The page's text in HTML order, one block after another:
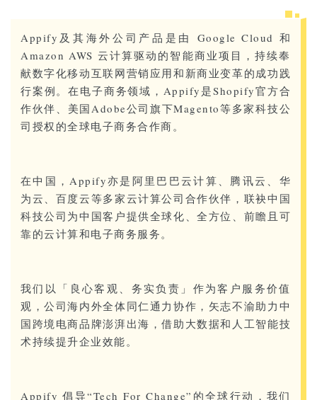
Appify及其海外公司产品是由 Google Cloud 和
Amazon AWS 云计算驱动的智能商业项目，持续奉
献数字化移动互联网营销应用和新商业变革的成功践
行案例。在电子商务领域，Appify是Shopify官方合
作伙伴、美国Adobe公司旗下Magento等多家科技公
司授权的全球电子商务合作商。
在中国，Appify亦是阿里巴巴云计算、腾讯云、华
为云、百度云等多家云计算公司合作伙伴，联袂中国
科技公司为中国客户提供全球化、全方位、前瞻且可
靠的云计算和电子商务服务。
我们以「良心客观、务实负责」作为客户服务价值
观，公司海内外全体同仁通力协作，矢志不渝助力中
国跨境电商品牌澎湃出海，借助大数据和人工智能技
术持续提升企业效能。
Appify 倡导“Tech For Change”的全球行动，我们